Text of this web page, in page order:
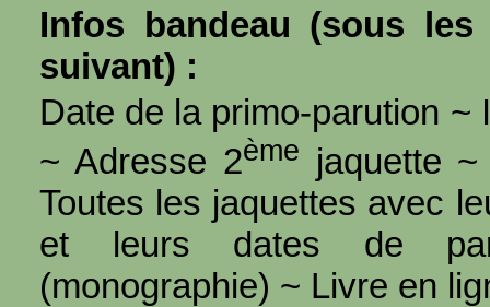
Infos bandeau (sous
suivant) :
Date de la primo-parution ~
~ Adresse 2ème jaquette
Toutes les jaquettes avec
et leurs dates de
(monographie) ~ Livre en